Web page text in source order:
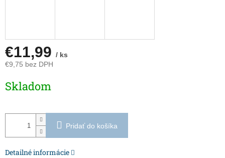
€11,99 / ks
€9,75 bez DPH
cena:
Skladom
Pridať do košíka
Detailné informácie